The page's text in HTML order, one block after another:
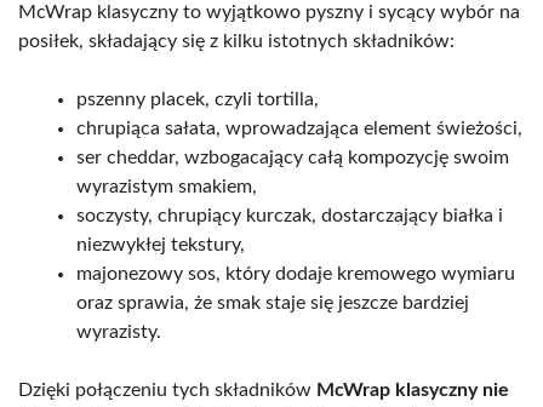
McWrap klasyczny to wyjątkowo pyszny i sycący wybór na
posiłek, składający się z kilku istotnych składników:
pszenny placek, czyli tortilla,
chrupiąca sałata, wprowadzająca element świeżości,
ser cheddar, wzbogacający całą kompozycję swoim
wyrazistym smakiem,
soczysty, chrupiący kurczak, dostarczający białka i
niezwykłej tekstury,
majonezowy sos, który dodaje kremowego wymiaru
oraz sprawia, że smak staje się jeszcze bardziej
wyrazisty.
Dzięki połączeniu tych składników McWrap klasyczny nie